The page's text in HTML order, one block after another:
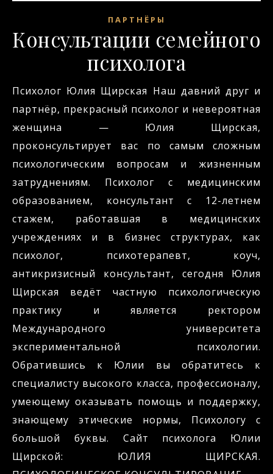
ПАРТНЁРЫ
Консультации семейного
психолога
Психолог Юлия Щирская Наш давний друг и
партнёр, прекрасный психолог и невероятная
женщина — Юлия Щирская,
проконсультирует вас по самым сложным
психологическим вопросам и жизненным
затруднениям. Психолог с медицинским
образованием, консультант с 12-летнем
стажем, работавшая в медицинских
учреждениях и в бизнес структурах, как
психолог, психотерапевт, коуч,
антикризисный консультант, сегодня Юлия
Щирская ведёт частную психологическую
практику и является ректором
Международного университета
экспериментальной психологии.
Обратившись к Юлии вы обратитесь к
специалисту высокого класса, профессионалу,
умеющему оказывать помощь и поддержку,
знающему этические нормы, Психологу с
большой буквы. Сайт психолога Юлии
Щирской: ЮЛИЯ ЩИРСКАЯ.